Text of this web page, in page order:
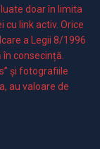
doar în limita
cu link activ. Orice
a Legii 8/1996
consecință.
și fotografiile
au valoare de